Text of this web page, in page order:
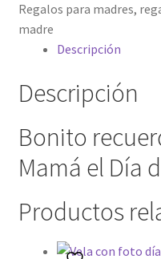
Mi cuenta
Password Reset
Pedidos
PLAZOS DE ENTREGA
con Foto
Regalos para madres,
madre
Descripción
Descripción
Bonito
Mamá el Día
Productos